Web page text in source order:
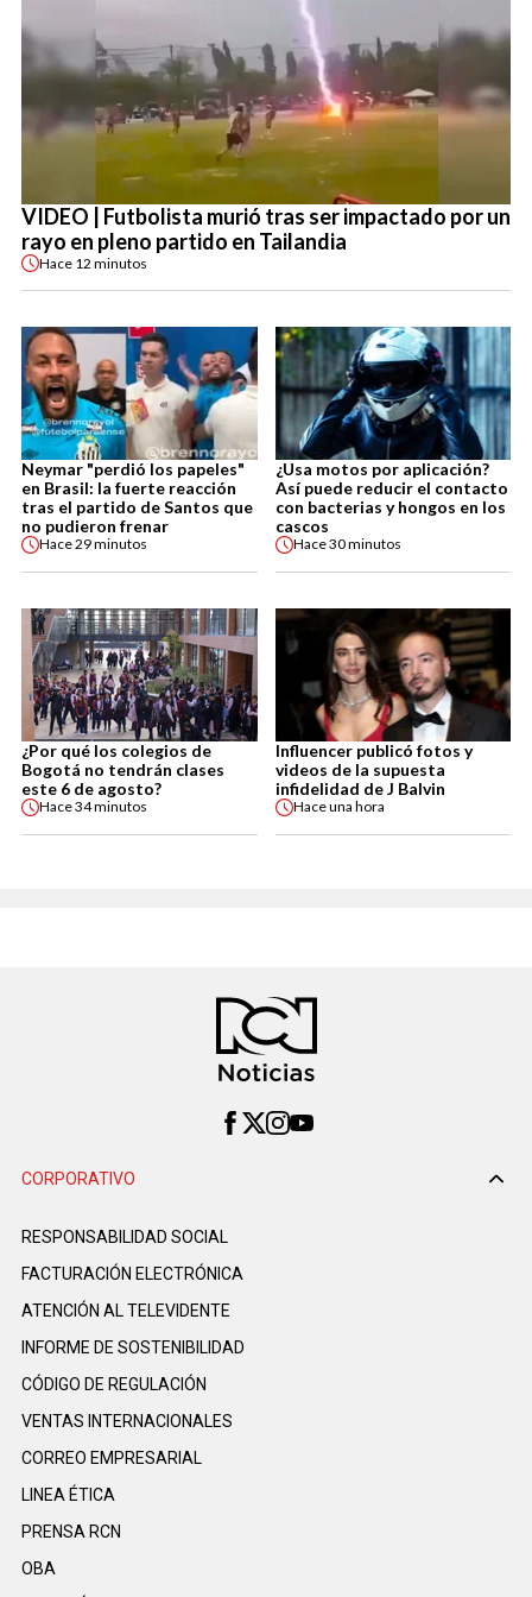
VIDEO | Futbolista murió tras ser impactado por un
rayo en pleno partido en Tailandia
Hace 12 minutos
Neymar "perdió los papeles"
en Brasil: la fuerte reacción
tras el partido de Santos que
no pudieron frenar
Hace29 minutos
¿Usa motos por aplicación?
Así puede reducir el contacto
con bacterias y hongos en los
cascos
Hace30 minutos
¿Por qué los colegios de
Bogotá no tendrán clases
este 6 de agosto?
Hace34 minutos
Influencer publicó fotos y
videos de la supuesta
infidelidad de J Balvin
Haceuna hora
CORPORATIVO
RESPONSABILIDAD SOCIAL
FACTURACIÓN ELECTRÓNICA
ATENCIÓN AL TELEVIDENTE
INFORME DE SOSTENIBILIDAD
CÓDIGO DE REGULACIÓN
VENTAS INTERNACIONALES
CORREO EMPRESARIAL
LINEA ÉTICA
PRENSA RCN
OBA